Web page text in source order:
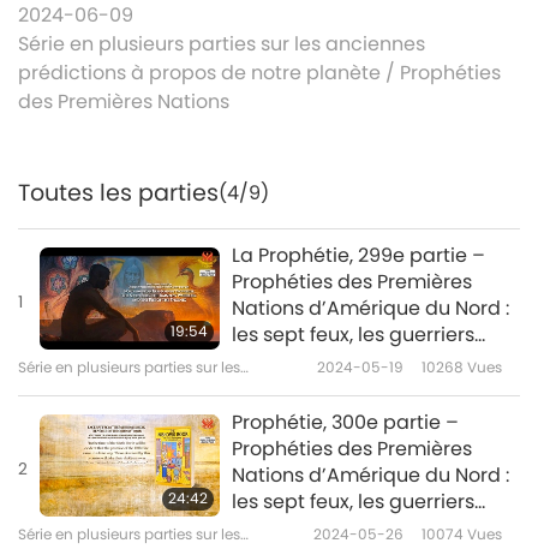
2024-06-09
Série en plusieurs parties sur les anciennes
prédictions à propos de notre planète / Prophéties
des Premières Nations
Toutes les parties(4/9)
1
19:54
La Prophétie, 299e partie –
Prophéties des Premières
Nations d’Amérique du Nord :
les sept feux, les guerriers
arc-en-ciel, et l’ascension du
Série en plusieurs parties sur les
2024-05-19 10268 Vues
2
24:42
Prophétie, 300e partie –
Prophéties des Premières
Nations d’Amérique du Nord :
les sept feux, les guerriers
arc-en-ciel, et l’ascension du
Série en plusieurs parties sur les
2024-05-26 10074 Vues